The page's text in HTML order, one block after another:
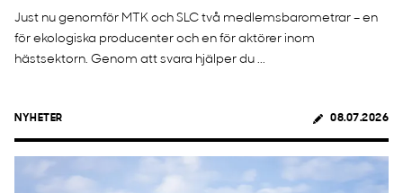
Just nu genomför MTK och SLC två medlemsbarometrar – en
för ekologiska producenter och en för aktörer inom
hästsektorn. Genom att svara hjälper du ...
NYHETER 08.07.2026